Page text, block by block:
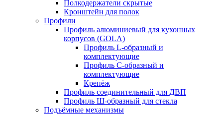
Полкодержатели скрытые
Кронштейн для полок
Профили
Профиль алюминиевый для кухонных
корпусов (GOLA)
Профиль L-образный и
комплектующие
Профиль C-образный и
комплектующие
Крепёж
Профиль соединительный для ДВП
Профиль Ш-образный для стекла
Подъёмные механизмы